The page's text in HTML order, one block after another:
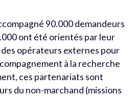
90.000 demandeurs
ont été orientés par leur
opérateurs externes pour
à la recherche
ces partenariats sont
du non-marchand (missions